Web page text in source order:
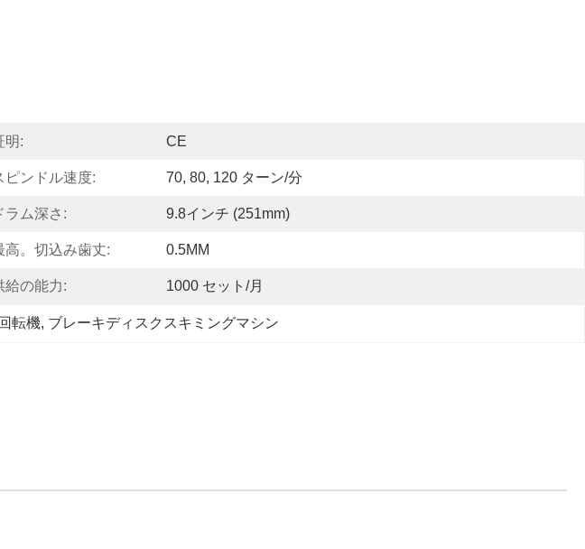
明: CE
ピンドル速度: 70, 80, 120 ターン/分
ラム深さ: 9.8インチ (251mm)
高。切込み歯丈: 0.5MM
給の能力: 1000 セット/月
転機, ブレーキディスクスキミングマシン